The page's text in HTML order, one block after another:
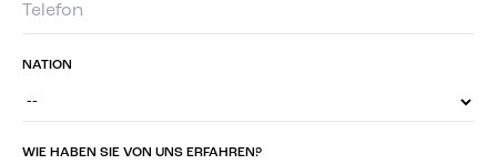
NATION
WIE HABEN SIE VON UNS ERFAHREN?